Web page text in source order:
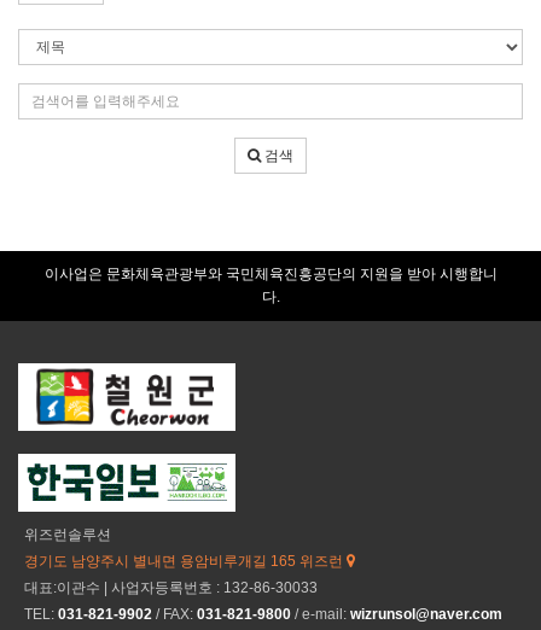
색
조
색
어
입
검색
이사업은 문화체육관광부와 국민체육진흥공단의 지원을 받아 시행합니
다.
위즈런솔루션
경기도 남양주시 별내면 용암비루개길 165 위즈런
대표:이관수 | 사업자등록번호 : 132-86-30033
TEL: 031-821-9902 / FAX: 031-821-9800 / e-mail: wizrunsol@naver.com